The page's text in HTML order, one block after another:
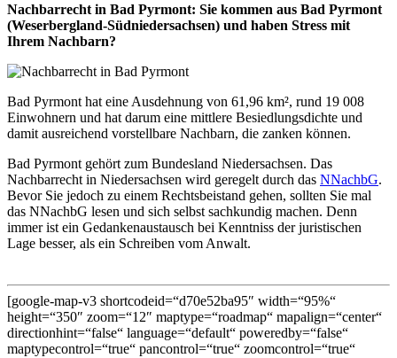
Nachbarrecht in Bad Pyrmont: Sie kommen aus Bad Pyrmont
(Weserbergland-Südniedersachsen) und haben Stress mit
Ihrem Nachbarn?
Bad Pyrmont hat eine Ausdehnung von 61,96 km², rund 19 008
Einwohnern und hat darum eine mittlere Besiedlungsdichte und
damit ausreichend vorstellbare Nachbarn, die zanken können.
Bad Pyrmont gehört zum Bundesland Niedersachsen. Das
Nachbarrecht in Niedersachsen wird geregelt durch das NNachbG.
Bevor Sie jedoch zu einem Rechtsbeistand gehen, sollten Sie mal
das NNachbG lesen und sich selbst sachkundig machen. Denn
immer ist ein Gedankenaustausch bei Kenntniss der juristischen
Lage besser, als ein Schreiben vom Anwalt.
[google-map-v3 shortcodeid=“d70e52ba95″ width=“95%“
height=“350″ zoom=“12″ maptype=“roadmap“ mapalign=“center“
directionhint=“false“ language=“default“ poweredby=“false“
maptypecontrol=“true“ pancontrol=“true“ zoomcontrol=“true“